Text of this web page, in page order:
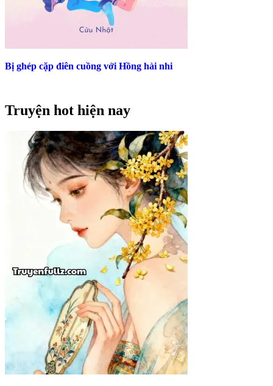
Bị ghép cặp điên cuồng với Hồng hài nhi
Truyện hot hiện nay